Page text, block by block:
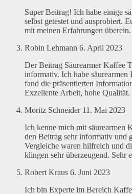
Super Beitrag! Ich habe einige
selbst getestet und ausprobiert.
mit meinen Erfahrungen
Robin Lehmann 6. April 2023
Der Beitrag Säurearmer Kaffee
informativ. Ich habe säurearmen
fand die präsentierten
Exzellente Arbeit, hohe Qualität.
Moritz Schneider 11. Mai 2023
Ich kenne mich mit säurearmen
den Beitrag sehr informativ und
Vergleiche waren hilfreich und
klingen sehr überzeugend. Sehr
Robert Kraus 6. Juni 2023
Ich bin Experte im Bereich